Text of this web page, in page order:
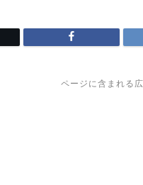
ページに含まれる